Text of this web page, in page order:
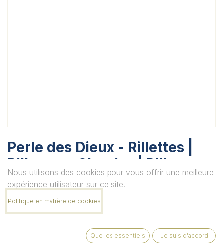
Perle des Dieux - Rillettes |
Rillettes - Classics | Rillettes
de Thon
Unité
Nous utilisons des cookies pour vous offrir une meilleure
expérience utilisateur sur ce site.
Politique en matière de cookies
Que les essentiels Je suis d'accord